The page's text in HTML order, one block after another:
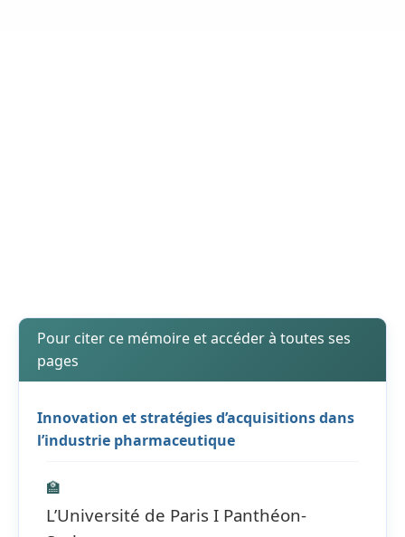
Pour citer ce mémoire et accéder à toutes ses
pages
Innovation et stratégies d’acquisitions dans
l’industrie pharmaceutique
🏫
L’Université de Paris I Panthéon-